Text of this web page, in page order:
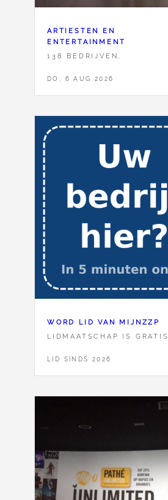
ARTIESTEN EN
ENTERTAINMENT
138 BEDRIJVEN,
DO, 6 AUG 2026
WORD LID VAN MIJNZZP
LIDMAATSCHAP IS GRATIS
LID SINDS 2026